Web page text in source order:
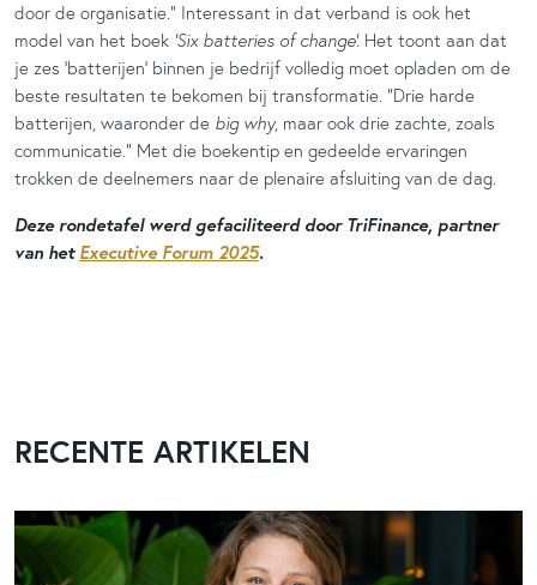
door de organisatie.” Interessant in dat verband is ook het
model van het boek ‘Six batteries of change’. Het toont aan dat
je zes ‘batterijen’ binnen je bedrijf volledig moet opladen om de
beste resultaten te bekomen bij transformatie. “Drie harde
batterijen, waaronder de big why, maar ook drie zachte, zoals
communicatie.” Met die boekentip en gedeelde ervaringen
trokken de deelnemers naar de plenaire afsluiting van de dag.
Deze rondetafel werd gefaciliteerd door TriFinance, partner
van het Executive Forum 2025.
RECENTE ARTIKELEN